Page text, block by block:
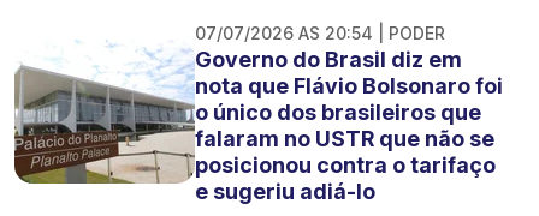
07/07/2026 AS 20:54 | PODER
Governo do Brasil diz em
nota que Flávio Bolsonaro foi
o único dos brasileiros que
falaram no USTR que não se
posicionou contra o tarifaço
e sugeriu adiá-lo